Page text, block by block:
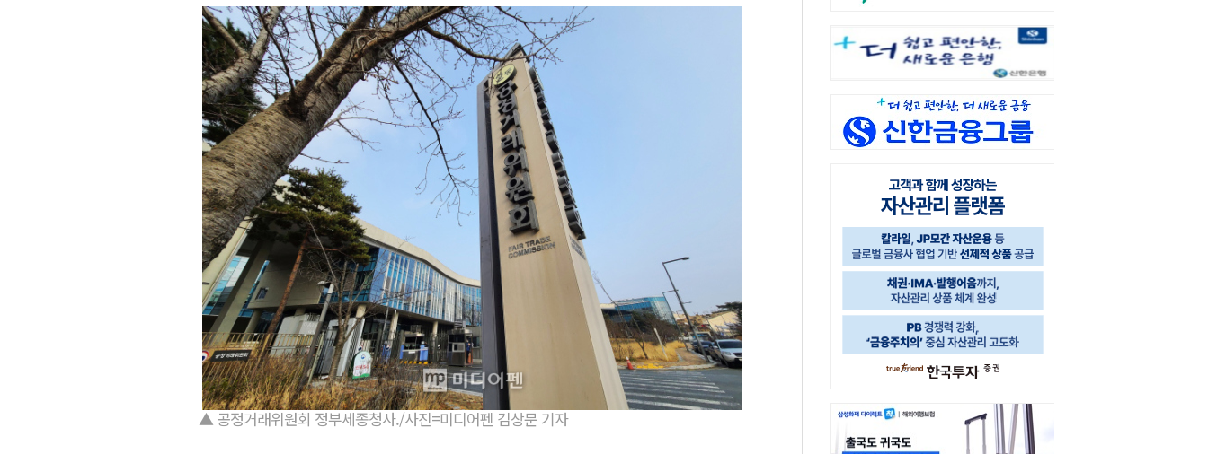
▲ 공정거래위원회 정부세종청사./사진=미디어펜 김상문 기자